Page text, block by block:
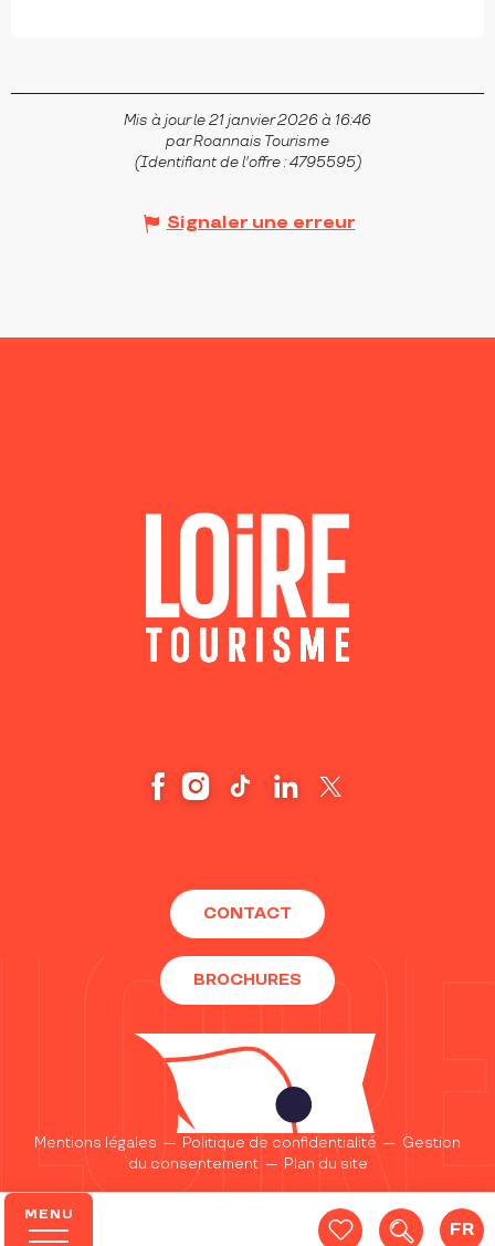
MENU
FR
Mis à jour le 21 janvier 2026 à 16:46
par Roannais Tourisme
(Identifiant de l'offre :4795595)
Signaler une erreur
CONTACT
BROCHURES
Mentions légales — Politique de confidentialité — Gestion
du consentement— Plan du site